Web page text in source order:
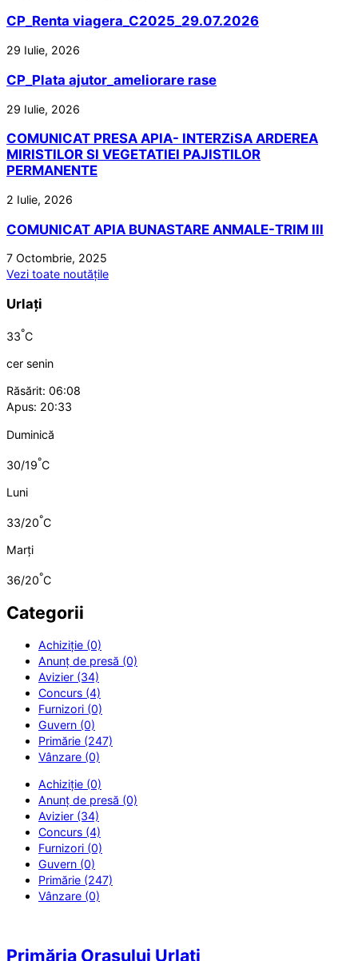
CP_Renta viagera_C2025_29.07.2026
29 Iulie, 2026
CP_Plata ajutor_ameliorare rase
29 Iulie, 2026
COMUNICAT PRESA APIA- INTERZiSA ARDEREA
MIRISTILOR SI VEGETATIEI PAJISTILOR
PERMANENTE
2 Iulie, 2026
COMUNICAT APIA BUNASTARE ANMALE-TRIM III
7 Octombrie, 2025
Vezi toate noutățile
Urlați
33°C
cer senin
Răsărit: 06:08
Apus: 20:33
Duminică
30/19°C
Luni
33/20°C
Marți
36/20°C
Categorii
Achiziție (0)
Anunț de presă (0)
Avizier (34)
Concurs (4)
Furnizori (0)
Guvern (0)
Primărie (247)
Vânzare (0)
Achiziție (0)
Anunț de presă (0)
Avizier (34)
Concurs (4)
Furnizori (0)
Guvern (0)
Primărie (247)
Vânzare (0)
Primăria Orașului Urlați